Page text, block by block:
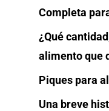
Completa
¿Qué
alimento que
Piques para
Una breve